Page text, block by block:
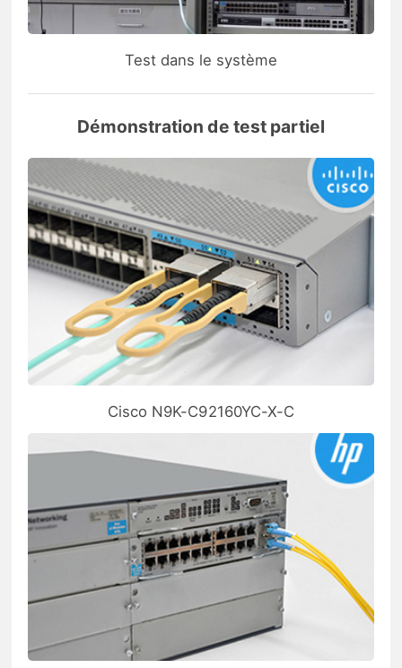
Test dans le système
Démonstration de test partiel
Cisco N9K-C92160YC-X-C